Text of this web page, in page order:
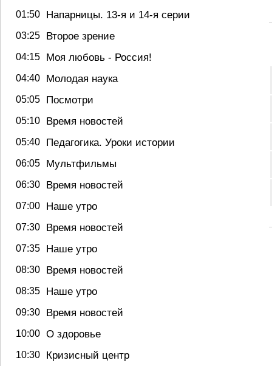
01:50 Напарницы. 13-я и 14-я серии
03:25 Второе зрение
04:15 Моя любовь - Россия!
04:40 Молодая наука
05:05 Посмотри
05:10 Время новостей
05:40 Педагогика. Уроки истории
06:05 Мультфильмы
06:30 Время новостей
07:00 Наше утро
07:30 Время новостей
07:35 Наше утро
08:30 Время новостей
08:35 Наше утро
09:30 Время новостей
10:00 О здоровье
10:30 Кризисный центр